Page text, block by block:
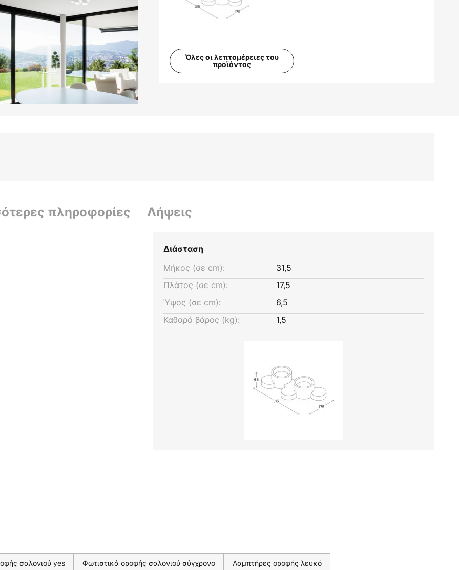
Όλες οι λεπτομέρειες του
προϊόντος
πληροφορίες Λήψεις
Διάσταση
Μήκος (σε cm):
31,5
Πλάτος (σε cm):
17,5
Ύψος (σε cm):
6,5
Καθαρό βάρος (kg):
1,5
σαλονιού yes Φωτιστικά οροφής σαλονιού σύγχρονο Λαμπτήρες οροφής λευκό